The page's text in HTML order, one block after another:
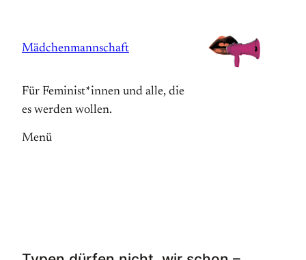
springen
Mädchenmannschaft
Für Feminist*innen und alle, die
es werden wollen.
Menü